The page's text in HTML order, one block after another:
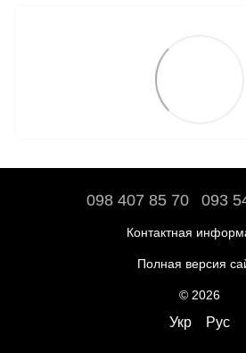
098 407 85 70 093
Контактная
Полная версия
© 2026
Укр Рус